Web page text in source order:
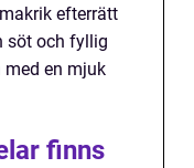
efterrätt
söt och fyllig
en mjuk
finns